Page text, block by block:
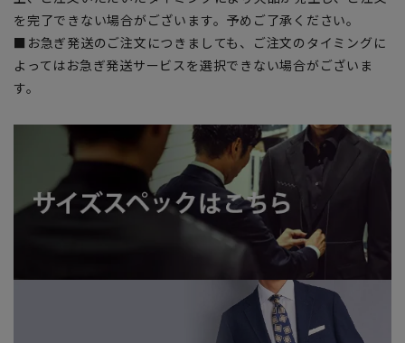
を完了できない場合がございます。予めご了承ください。
■お急ぎ発送のご注文につきましても、ご注文のタイミングに
よってはお急ぎ発送サービスを選択できない場合がございま
す。